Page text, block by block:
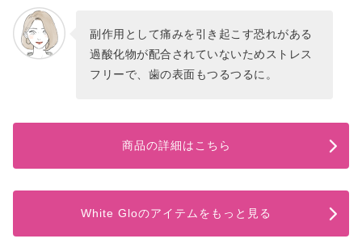
副作用として痛みを引き起こす恐れがある
過酸化物が配合されていないためストレス
フリーで、歯の表面もつるつるに。
商品の詳細はこちら
White Gloのアイテムをもっと見る